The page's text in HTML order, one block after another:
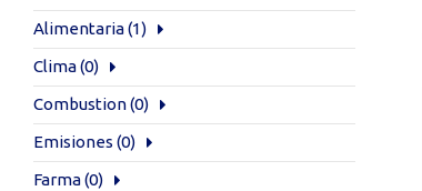
Alimentaria(1)
Clima(0)
Combustion(0)
Emisiones (0)
Farma(0)